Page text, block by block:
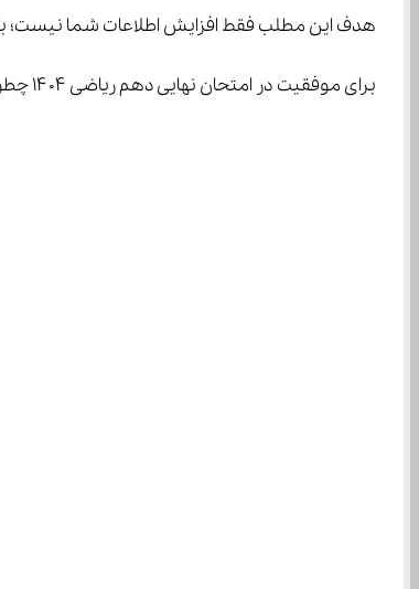
هدف این مطلب فقط افزایش اطلاعات شما نیست؛
برای موفقیت در امتحان نهایی دهم ریاضی ۱۴۰۴ چطور بخوانید؟، چطور زمان‌بندی کنید؟، چطور نمره کامل بگیرید؟ و چگونه پایه‌سازی لازم برای کنکور را از همین پایه شروع کنید؟